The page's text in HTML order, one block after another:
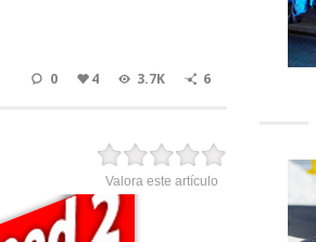
0 4 3.7K 6
Valora este artículo